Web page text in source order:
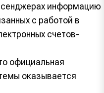
информацию
с работой в
счетов-
официальная
оказывается